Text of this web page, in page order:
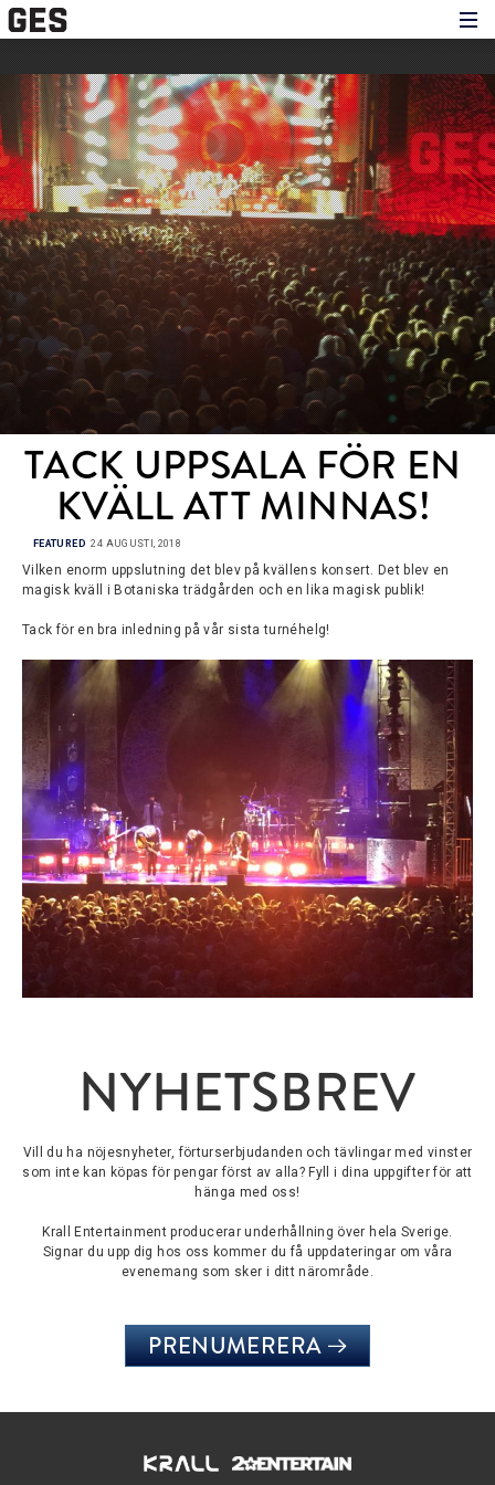
Medverkande
Historien om GES
Nyheter
Press
TACK UPPSALA FÖR EN
KVÄLL ATT MINNAS!
FEATURED 24 AUGUSTI, 2018
Vilken enorm uppslutning det blev på kvällens konsert. Det blev en
magisk kväll i Botaniska trädgården och en lika magisk publik!
Tack för en bra inledning på vår sista turnéhelg!
NYHETSBREV
Vill du ha nöjesnyheter, förturserbjudanden och tävlingar med vinster
som inte kan köpas för pengar först av alla? Fyll i dina uppgifter för att
hänga med oss!
Krall Entertainment producerar underhållning över hela Sverige.
Signar du upp dig hos oss kommer du få uppdateringar om våra
evenemang som sker i ditt närområde.
PRENUMERERA